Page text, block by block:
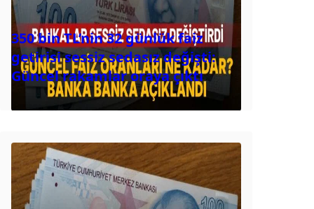
350 bin TL’nin 32 günlük faiz
getirisi sessiz sedasız değişti:
Güncel rakamlar oraya çıktı